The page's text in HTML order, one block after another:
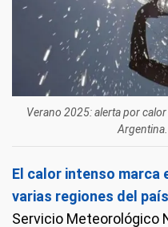
Verano 2025: alerta por
El calor intenso marca
varias regiones del
Servicio Meteorológico